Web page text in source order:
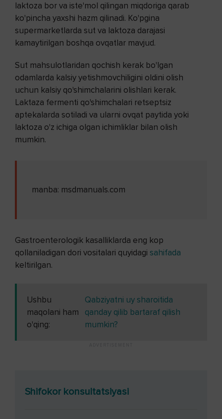
laktoza bor va iste'mol qilingan miqdoriga qarab
ko'pincha yaxshi hazm qilinadi. Ko'pgina
supermarketlarda sut va laktoza darajasi
kamaytirilgan boshqa ovqatlar mavjud.
Sut mahsulotlaridan qochish kerak bo'lgan
odamlarda kalsiy yetishmovchiligini oldini olish
uchun kalsiy qo'shimchalarini olishlari kerak.
Laktaza fermenti qo'shimchalari retseptsiz
aptekalarda sotiladi va ularni ovqat paytida yoki
laktoza o'z ichiga olgan ichimliklar bilan olish
mumkin.
manba: msdmanuals.com
Gastroenterologik kasalliklarda eng kop
qollaniladigan dori vositalari quyidagi sahifada
keltirilgan.
Ushbu
maqolani ham
o'qing:
Qabziyatni uy sharoitida
qanday qilib bartaraf qilish
mumkin?
Shifokor konsultatsiyasi